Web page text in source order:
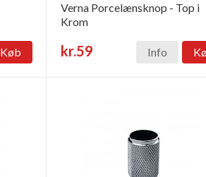
Køb
Verna Porcelænsknop - Top i
Krom
kr.59 Info